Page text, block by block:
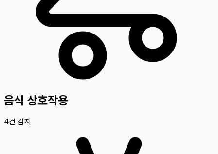
음식 상호작용
4건 감지